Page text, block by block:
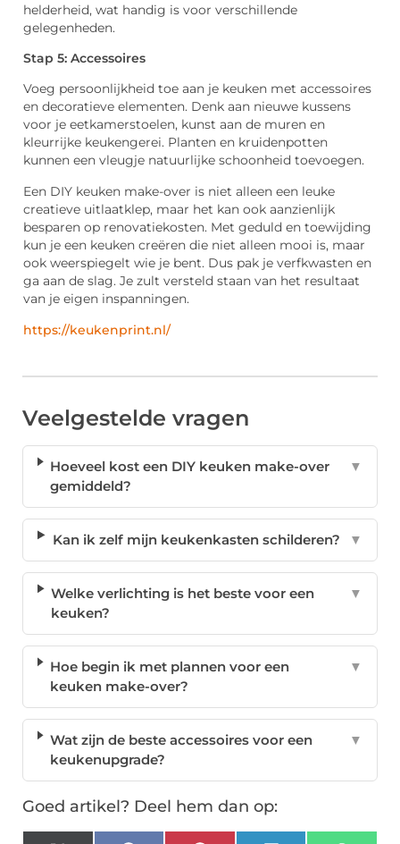
helderheid, wat handig is voor verschillende
gelegenheden.
Stap 5: Accessoires
Voeg persoonlijkheid toe aan je keuken met accessoires
en decoratieve elementen. Denk aan nieuwe kussens
voor je eetkamerstoelen, kunst aan de muren en
kleurrijke keukengerei. Planten en kruidenpotten
kunnen een vleugje natuurlijke schoonheid toevoegen.
Een DIY keuken make-over is niet alleen een leuke
creatieve uitlaatklep, maar het kan ook aanzienlijk
besparen op renovatiekosten. Met geduld en toewijding
kun je een keuken creëren die niet alleen mooi is, maar
ook weerspiegelt wie je bent. Dus pak je verfkwasten en
ga aan de slag. Je zult versteld staan van het resultaat
van je eigen inspanningen.
https://keukenprint.nl/
Veelgestelde vragen
Hoeveel kost een DIY keuken make-over
gemiddeld?
▼
Kan ik zelf mijn keukenkasten schilderen? ▼
Welke verlichting is het beste voor een
keuken?
▼
Hoe begin ik met plannen voor een
keuken make-over?
▼
Wat zijn de beste accessoires voor een
keukenupgrade?
▼
Goed artikel? Deel hem dan op: